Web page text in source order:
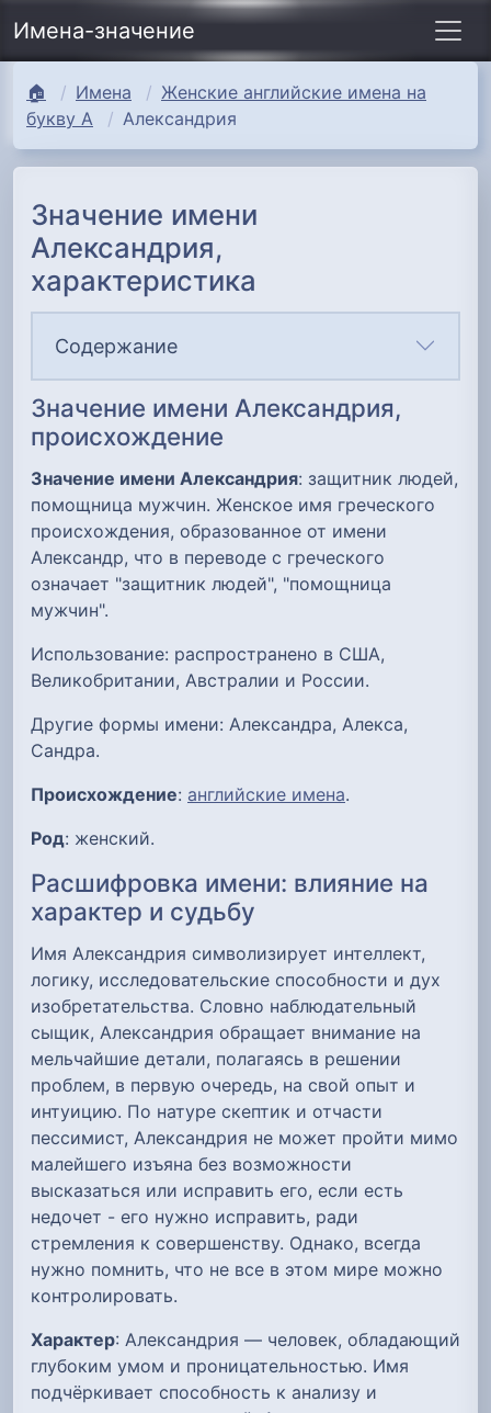
Имена-значение
🏠 Имена
Женские английские имена на
букву А
Александрия
Значение имени
Александрия,
характеристика
Содержание
Значение имени Александрия,
происхождение
Значение имени Александрия: защитник людей,
помощница мужчин. Женское имя греческого
происхождения, образованное от имени
Александр, что в переводе с греческого
означает "защитник людей", "помощница
мужчин".
Использование: распространено в США,
Великобритании, Австралии и России.
Другие формы имени: Александра, Алекса,
Сандра.
Происхождение: английские имена.
Род: женский.
Расшифровка имени: влияние на
характер и судьбу
Имя Александрия символизирует интеллект,
логику, исследовательские способности и дух
изобретательства. Словно наблюдательный
сыщик, Александрия обращает внимание на
мельчайшие детали, полагаясь в решении
проблем, в первую очередь, на свой опыт и
интуицию. По натуре скептик и отчасти
пессимист, Александрия не может пройти мимо
малейшего изъяна без возможности
высказаться или исправить его, если есть
недочет - его нужно исправить, ради
стремления к совершенству. Однако, всегда
нужно помнить, что не все в этом мире можно
контролировать.
Характер: Александрия — человек, обладающий
глубоким умом и проницательностью. Имя
подчёркивает способность к анализу и